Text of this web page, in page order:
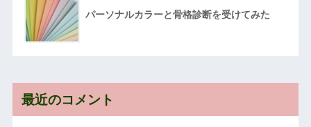
パーソナルカラーと骨格診断を受けてみた
最近のコメント